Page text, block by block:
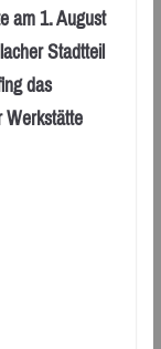
am 1. August
Stadtteil
das